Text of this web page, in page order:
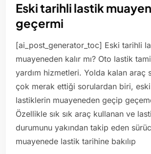
Eski tarihli lastik
geçermi
[ai_post_generator_toc] Eski tarihli
muayeneden kalır mı? Oto lastik
yardım hizmetleri. Yolda kalan araç
çok merak ettiği sorulardan biri,
lastiklerin muayeneden geçip
Özellikle sık sık araç kullanan ve
durumunu yakından takip eden
muayenede lastik tarihine bakılıp